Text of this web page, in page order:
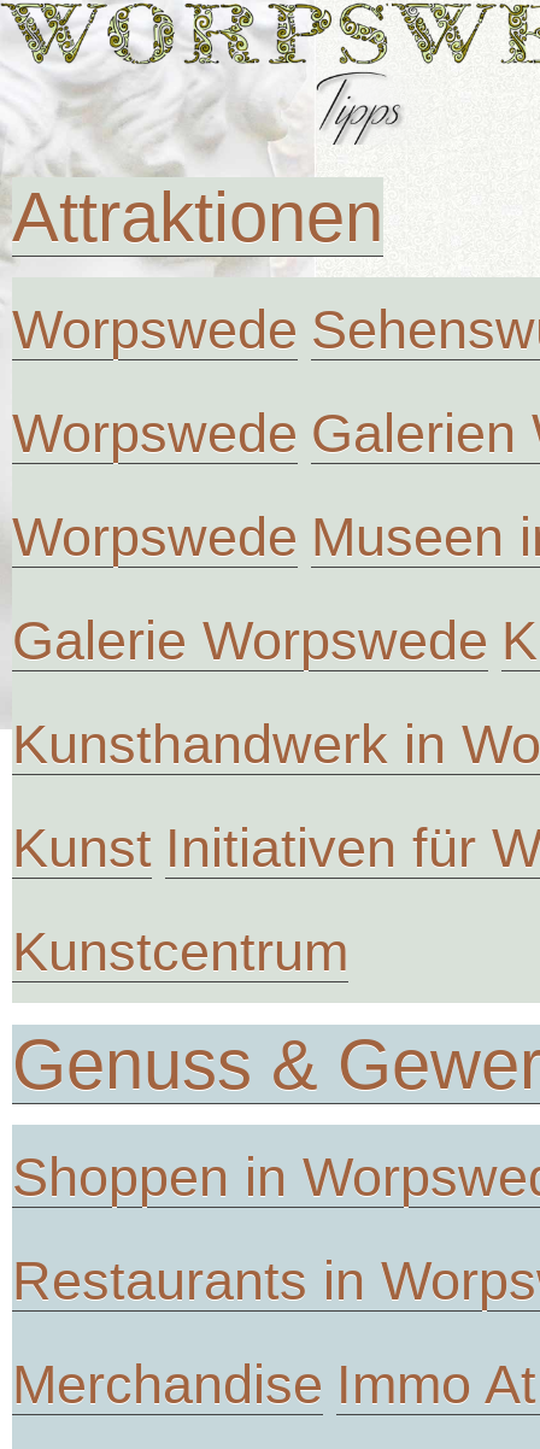
Attraktionen
Worpswede
Worpswede Galerien
Worpswede Museen
Galerie Worpswede
Kunsthandwerk in
Kunst Initiativen für
Kunstcentrum
Genuss &
Shoppen in
Restaurants in
Merchandise Immo